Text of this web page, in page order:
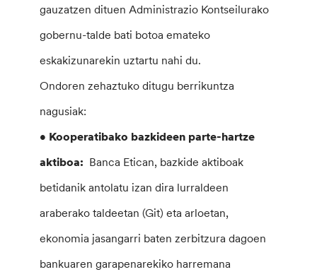
gauzatzen dituen Administrazio Kontseilurako
gobernu-talde bati botoa emateko
eskakizunarekin uztartu nahi du.
Ondoren zehaztuko ditugu berrikuntza
nagusiak:
• Kooperatibako bazkideen parte-hartze
aktiboa: Banca Etican, bazkide aktiboak
betidanik antolatu izan dira lurraldeen
araberako taldeetan (Git) eta arloetan,
ekonomia jasangarri baten zerbitzura dagoen
bankuaren garapenarekiko harremana